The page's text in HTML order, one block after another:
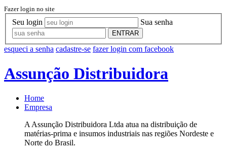
Fazer login no site
Seu login Sua senha
ENTRAR
esqueci a senha cadastre-se fazer login com facebook
Assunção Distribuidora
Home
Empresa
A Assunção Distribuidora Ltda atua na distribuição de
matérias-prima e insumos industriais nas regiões Nordeste e
Norte do Brasil.